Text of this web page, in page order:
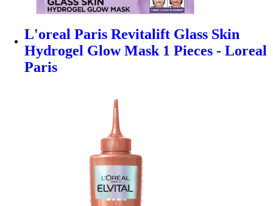
L'oreal Paris Revitalift Glass Skin
Hydrogel Glow Mask 1 Pieces - Loreal
Paris